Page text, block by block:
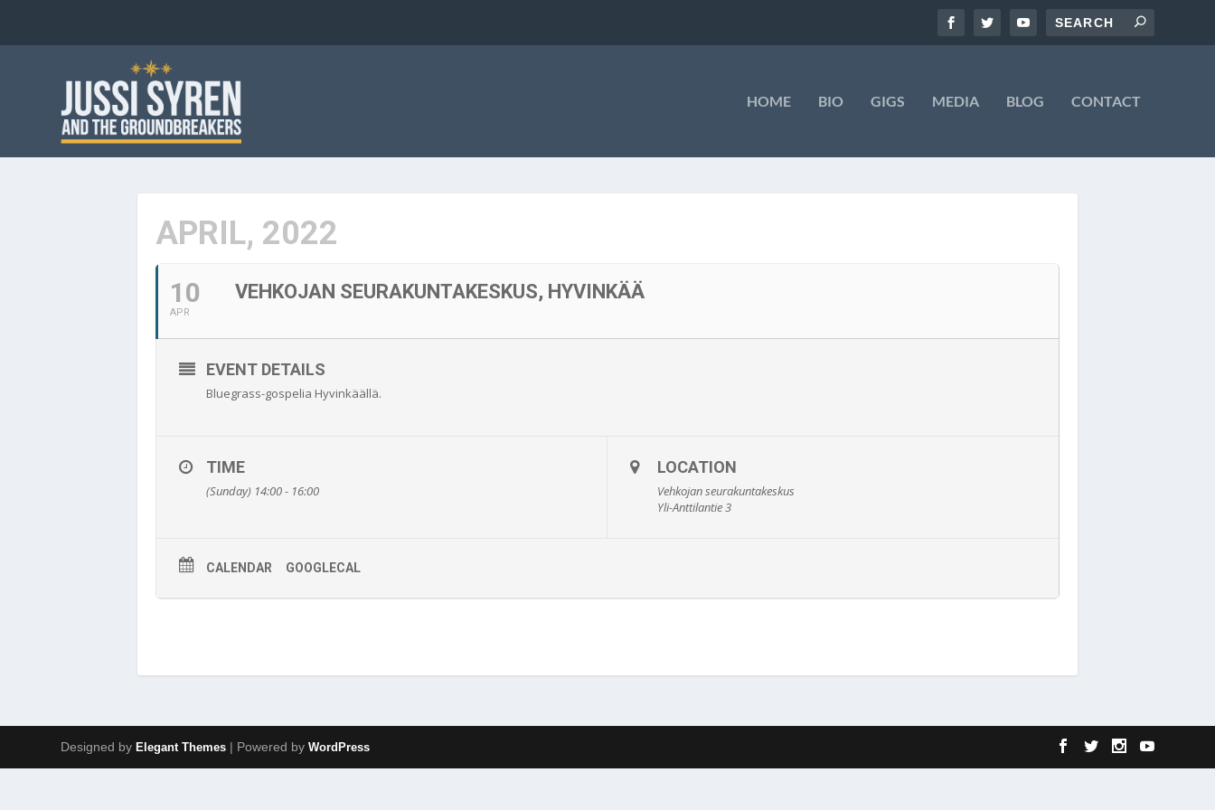
HOME BIO GIGS MEDIA BLOG CONTACT
APRIL, 2022
10
APR
VEHKOJAN SEURAKUNTAKESKUS, HYVINKÄÄ
EVENT DETAILS
Bluegrass-gospelia Hyvinkäällä.
TIME
(Sunday) 14:00 - 16:00
LOCATION
Vehkojan seurakuntakeskus
Yli-Anttilantie 3
CALENDAR GOOGLECAL
Designed byElegant Themes | Powered byWordPress